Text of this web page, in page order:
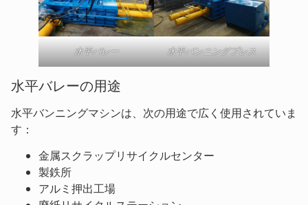
水平バレー 水平バンニングプレス
水平バレーの用途
水平バンニングマシンは、次の用途で広く使用されていま
す：
金属スクラップリサイクルセンター
製鉄所
アルミ押出工場